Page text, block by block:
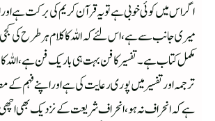
اگر اس میں کوئی خوبی ہے تو یہ قرآن کریم کی برکت ہے اور
میری جانب سے ہے، اس لئے کہ اللہ کا کلام ہر طرح کی
مکمل کتاب ہے۔ تفسیر کا فن بہت ہی باریک فن ہے،
ترجمہ اور تفسیر میں پوری رعایت کی ہے اور اپنے فہم
ہے کہ انحراف نہ ہو،انحراف شریعت کے نزدیک بھی